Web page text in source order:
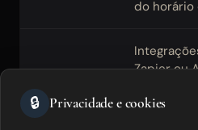
do horário
nativa com
portais
Zapier ou
pontos de
🔒 Privacidade e cookies